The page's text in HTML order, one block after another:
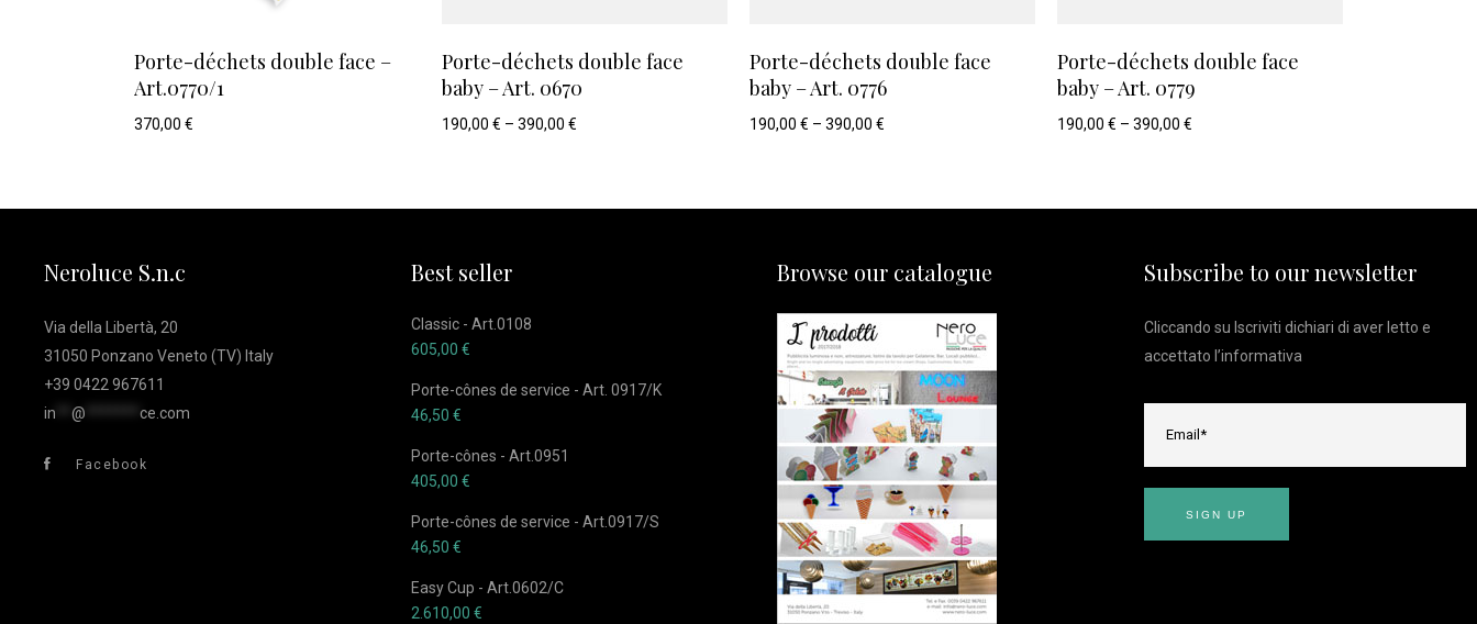
Porte-déchets double face –
Art.0770/1
370,00 €
Porte-déchets double face
baby – Art. 0670
190,00 € – 390,00 €
Porte-déchets double face
baby – Art. 0776
190,00 € – 390,00 €
Porte-déchets double face
baby – Art. 0779
190,00 € – 390,00 €
Neroluce S.n.c
Via della Libertà, 20
31050 Ponzano Veneto (TV) Italy
+39 0422 967611
in
@ ce.com
Facebook
Best seller
Classic - Art.0108
605,00 €
Porte-cônes de service - Art. 0917/K
46,50 €
Porte-cônes - Art.0951
405,00 €
Porte-cônes de service - Art.0917/S
46,50 €
Easy Cup - Art.0602/C
2.610,00 €
Browse our catalogue Subscribe to our newsletter
Cliccando su Iscriviti dichiari di aver letto e
accettato l’informativa